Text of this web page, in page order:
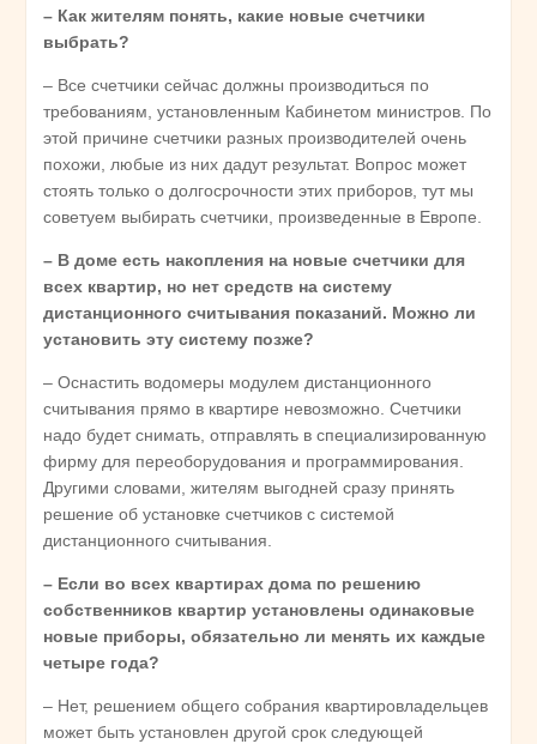
– Как жителям понять, какие новые счетчики
выбрать?
– Все счетчики сейчас должны производиться по
требованиям, установленным Кабинетом министров. По
этой причине счетчики разных производителей очень
похожи, любые из них дадут результат. Вопрос может
стоять только о долгосрочности этих приборов, тут мы
советуем выбирать счетчики, произведенные в Европе.
– В доме есть накопления на новые счетчики для
всех квартир, но нет средств на систему
дистанционного считывания показаний. Можно ли
установить эту систему позже?
– Оснастить водомеры модулем дистанционного
считывания прямо в квартире невозможно. Счетчики
надо будет снимать, отправлять в специализированную
фирму для переоборудования и программирования.
Другими словами, жителям выгодней сразу принять
решение об установке счетчиков с системой
дистанционного считывания.
– Если во всех квартирах дома по решению
собственников квартир установлены одинаковые
новые приборы, обязательно ли менять их каждые
четыре года?
– Нет, решением общего собрания квартировладельцев
может быть установлен другой срок следующей